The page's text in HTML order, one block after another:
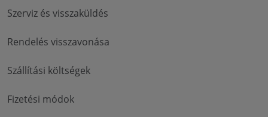
Szerviz és visszaküldés
Rendelés visszavonása
Szállítási költségek
Fizetési módok